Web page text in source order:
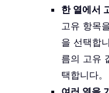
한 열에서
고유 항목
을 선택합
름의 고유
택합니다。